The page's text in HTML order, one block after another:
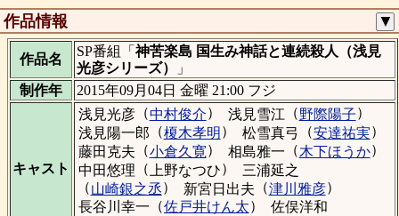
作品情報 ▼
作品名
SP番組「神苦楽島 国生み神話と連続殺人（浅見
光彦シリーズ）
」
制作年
2015年09月04日 金曜 21:00 フジ
キャスト
浅見光彦（中村俊介） 浅見雪江 （野際陽子）
浅見陽一郎 （榎木孝明 ） 松雪真弓 （安達祐実）
藤田克夫 （小倉久寛） 相島雅一 （木下ほうか）
中田悠理 （ 上野なつひ）
三浦延之
（山崎銀之丞） 新宮日出夫 （津川雅彦）
長谷川幸一 （佐戸井けん太）
佐俣洋和